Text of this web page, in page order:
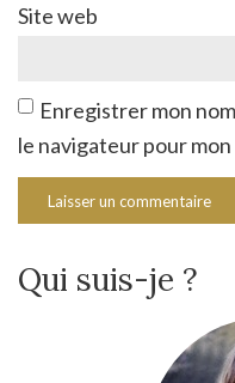
Site web
Enregistrer mon
le navigateur pour
Qui suis-je ?